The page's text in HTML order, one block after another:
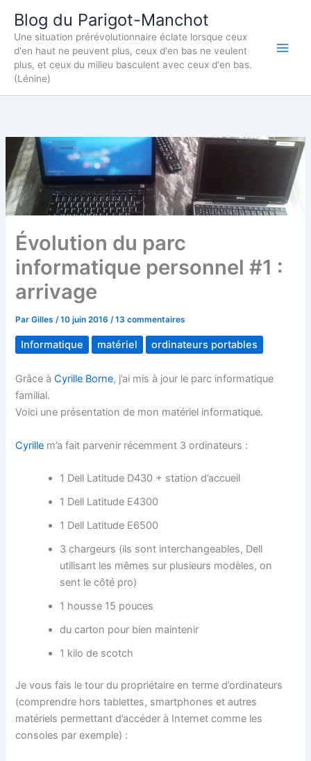
contenu
Blog du Parigot-Manchot
Une situation prérévolutionnaire éclate lorsque ceux
d'en haut ne peuvent plus, ceux d'en bas ne veulent
plus, et ceux du milieu basculent avec ceux d'en bas.
(Lénine)
Évolution du parc
informatique personnel #1 :
arrivage
ParGilles/10 juin 2016/13 commentaires
Informatique matériel ordinateurs portables
Grâce àCyrille Borne, j’ai mis à jour le parc informatique
familial.
Voici une présentation de mon matériel informatique.
Cyrille m’a fait parvenir récemment 3 ordinateurs :
1 Dell Latitude D430 + station d’accueil
1 Dell Latitude E4300
1 Dell Latitude E6500
3 chargeurs (ils sont interchangeables, Dell
utilisant les mêmes sur plusieurs modèles, on
sent le côté pro)
1 housse 15 pouces
du carton pour bien maintenir
1 kilo de scotch
Je vous fais le tour du propriétaire en terme d’ordinateurs
(comprendre hors tablettes, smartphones et autres
matériels permettant d’accéder à Internet comme les
consoles par exemple) :